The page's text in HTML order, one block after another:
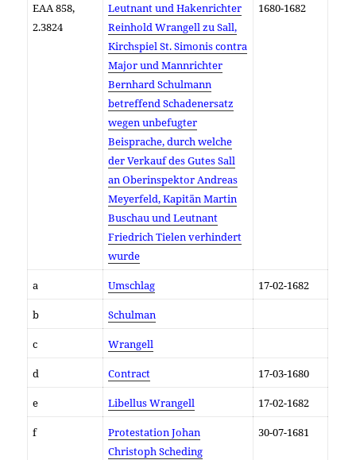
EAA 858,
2.3824
Leutnant und Hakenrichter
Reinhold Wrangell zu Sall,
Kirchspiel St. Simonis contra
Major und Mannrichter
Bernhard Schulmann
betreffend Schadenersatz
wegen unbefugter
Beisprache, durch welche
der Verkauf des Gutes Sall
an Oberinspektor Andreas
Meyerfeld, Kapitän Martin
Buschau und Leutnant
Friedrich Tielen verhindert
wurde
1680-1682
a Umschlag 17-02-1682
b Schulman
c Wrangell
d Contract 17-03-1680
e Libellus Wrangell 17-02-1682
f
Protestation Johan
Christoph Scheding
30-07-1681